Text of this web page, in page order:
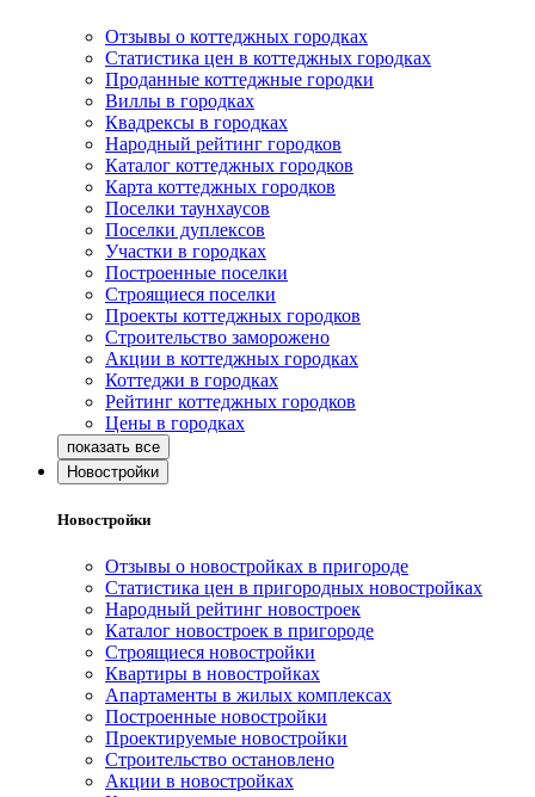
Отзывы о коттеджных городках
Статистика цен в коттеджных городках
Проданные коттеджные городки
Виллы в городках
Квадрексы в городках
Народный рейтинг городков
Каталог коттеджных городков
Карта коттеджных городков
Поселки таунхаусов
Поселки дуплексов
Участки в городках
Построенные поселки
Строящиеся поселки
Проекты коттеджных городков
Строительство заморожено
Акции в коттеджных городках
Коттеджи в городках
Рейтинг коттеджных городков
Цены в городках
Новостройки
Новостройки
Отзывы о новостройках в пригороде
Статистика цен в пригородных новостройках
Народный рейтинг новостроек
Каталог новостроек в пригороде
Строящиеся новостройки
Квартиры в новостройках
Апартаменты в жилых комплексах
Построенные новостройки
Проектируемые новостройки
Строительство остановлено
Акции в новостройках